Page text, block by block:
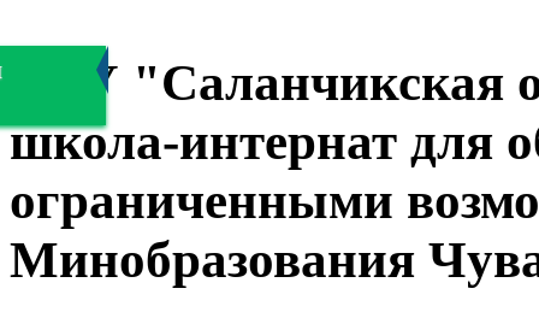
БОУ "Саланчикская
школа-интернат для
ограниченными
Минобразования